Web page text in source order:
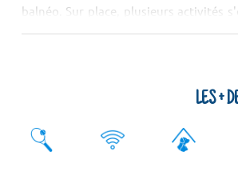
balnéo. Sur place, plusieurs activités
basket, jeu de boules, jeux d’enfants,
LES +